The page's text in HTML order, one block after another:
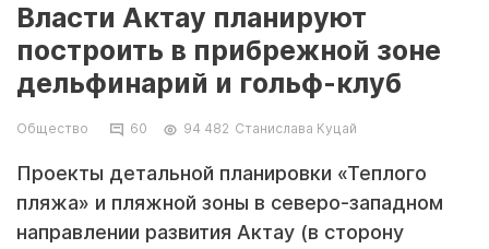
Власти Актау планируют
построить в прибрежной зоне
дельфинарий и гольф-клуб
Общество 60 94 482 Станислава Куцай
Проекты детальной планировки «Теплого
пляжа» и пляжной зоны в северо-западном
направлении развития Актау (в сторону